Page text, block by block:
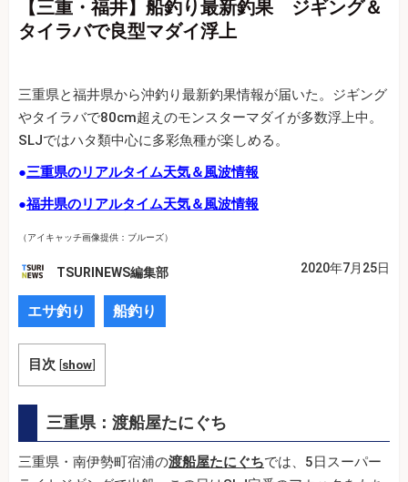
【三重・福井】船釣り最新釣果 ジギング＆
タイラバで良型マダイ浮上
三重県と福井県から沖釣り最新釣果情報が届いた。ジギング
やタイラバで80cm超えのモンスターマダイが多数浮上中。
SLJではハタ類中心に多彩魚種が楽しめる。
●三重県のリアルタイム天気＆風波情報
●福井県のリアルタイム天気＆風波情報
（アイキャッチ画像提供：ブルーズ）
TSURINEWS編集部 2020年7月25日
エサ釣り 船釣り
目次 [show]
三重県：渡船屋たにぐち
三重県・南伊勢町宿浦の渡船屋たにぐちでは、5日スーパー